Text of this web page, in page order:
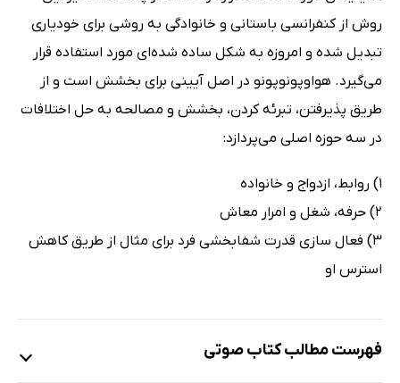
روش از کنفرانسی باستانی و خانوادگی به روشی برای خودیاری
تبدیل شده و امروزه به شکل ساده شده‌ای مورد استفاده قرار
می‌گیرد. هواوپونوپونو در اصل آیینی برای بخشش است و از
طریق پذیرفتن، تبرئه کردن، بخشش و مصالحه به حل اختلافات
در سه حوزه اصلی می‌پردازد:
1) روابط، ازدواج و خانواده
2) حرفه، شغل و امرار معاش
3) فعال سازی قدرت شفابخشی فرد برای مثال از طریق کاهش
استرس او
فهرست مطالب کتاب صوتی